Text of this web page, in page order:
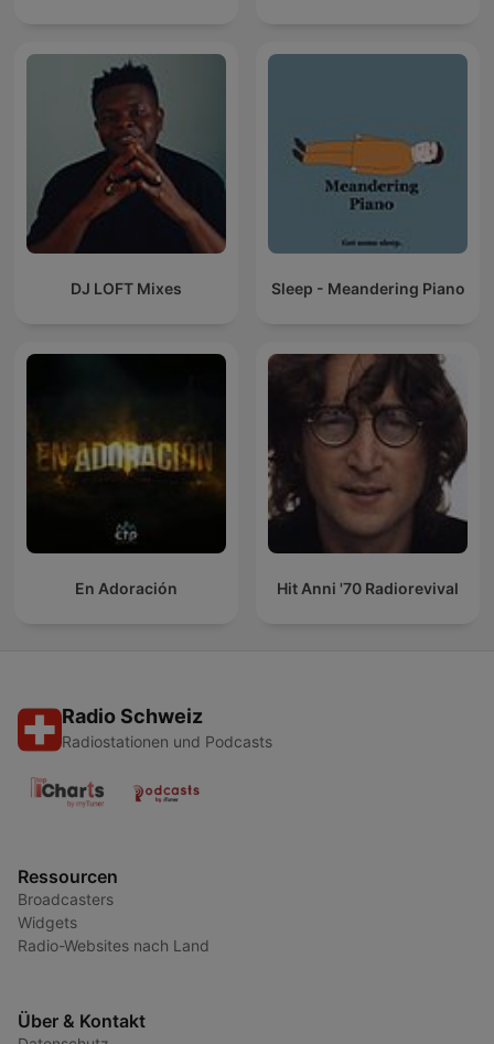
DJ LOFT Mixes Sleep - Meandering Piano
En Adoración Hit Anni '70 Radiorevival
Radio Schweiz
Radiostationen und Podcasts
Ressourcen
Broadcasters
Widgets
Radio-Websites nach Land
Über & Kontakt